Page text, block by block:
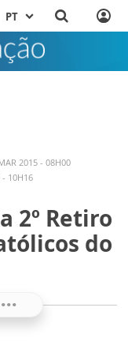
PT
2015 - 08H00
- 10H16
2º Retiro
do